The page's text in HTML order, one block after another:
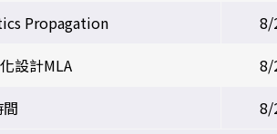
Propagation
8/
設計MLA
8/
8/